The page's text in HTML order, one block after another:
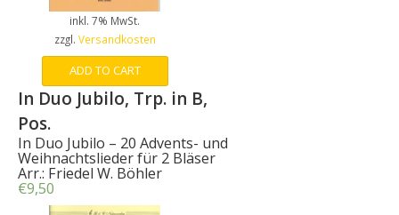
inkl. 7% MwSt.
zzgl. Versandkosten
ADD TO CART
In Duo Jubilo, Trp. in B,
Pos.
In Duo Jubilo – 20 Advents- und
Weihnachtslieder für 2 Bläser
Arr.: Friedel W. Böhler
€9,50